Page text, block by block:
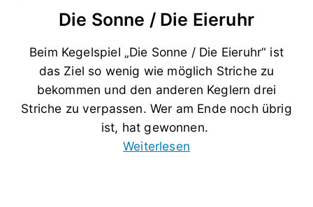
Die Sonne / Die Eieruhr
Beim Kegelspiel „Die Sonne / Die Eieruhr“ ist
das Ziel so wenig wie möglich Striche zu
bekommen und den anderen Keglern drei
Striche zu verpassen. Wer am Ende noch übrig
ist, hat gewonnen.
Weiterlesen